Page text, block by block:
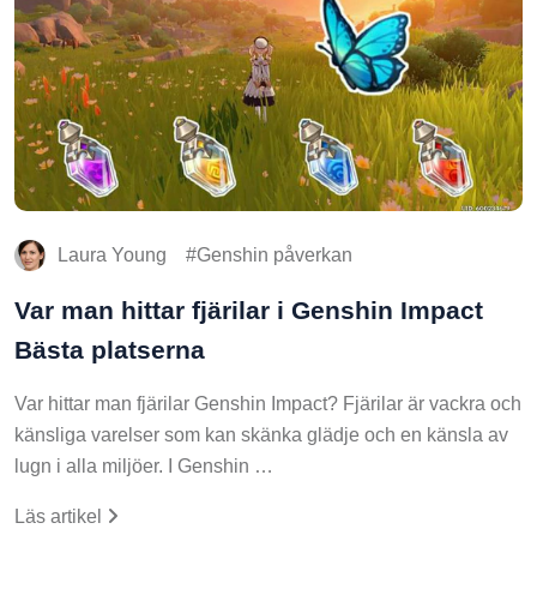
Laura Young Genshin påverkan
Var man hittar fjärilar i Genshin Impact
Bästa platserna
Var hittar man fjärilar Genshin Impact? Fjärilar är vackra och
känsliga varelser som kan skänka glädje och en känsla av
lugn i alla miljöer. I Genshin …
Läs artikel